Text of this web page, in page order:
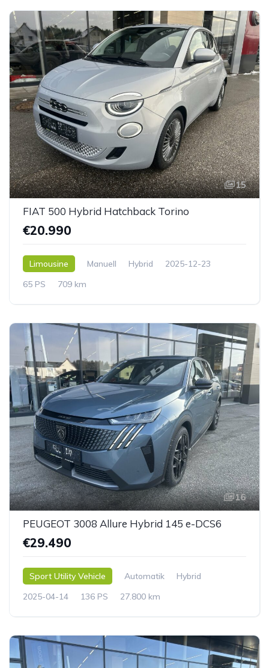
15
FIAT 500 Hybrid Hatchback Torino
€20.990
Limousine Manuell Hybrid
2025-12-23
65 PS
709 km
16
PEUGEOT 3008 Allure Hybrid 145 e-DCS6
€29.490
Sport Utility Vehicle Automatik
Hybrid
2025-04-14
136 PS 27.800 km